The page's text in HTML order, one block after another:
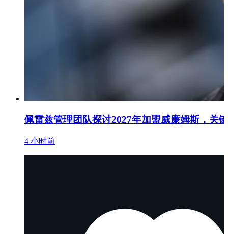
佩雷兹管理团队探讨2027年加盟威廉姆斯，关
4 小时前